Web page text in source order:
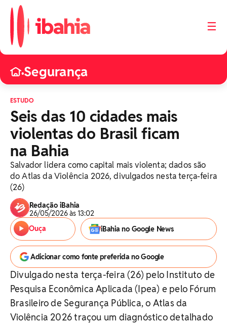
☰
•Segurança
ESTUDO
Seis das 10 cidades mais
violentas do Brasil ficam
na Bahia
Salvador lidera como capital mais violenta; dados são
do Atlas da Violência 2026, divulgados nesta terça-feira
(26)
Redação iBahia
26/05/2026 às 13:02
Ouça
iBahia no Google News
Adicionar como fonte preferida no Google
Divulgado nesta terça-feira (26) pelo Instituto de
Pesquisa Econômica Aplicada (Ipea) e pelo Fórum
Brasileiro de Segurança Pública, o Atlas da
Violência 2026 traçou um diagnóstico detalhado